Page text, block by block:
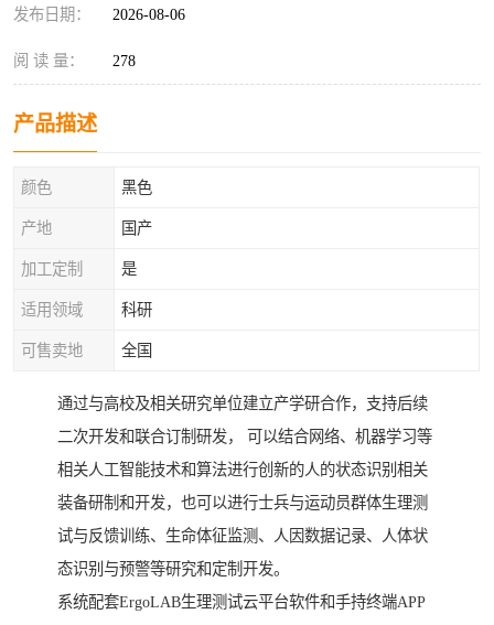
发布日期： 2026-08-06
阅 读 量： 278
产品描述
颜色 黑色
产地 国产
加工定制 是
适用领域 科研
可售卖地 全国
通过与高校及相关研究单位建立产学研合作，支持后续
二次开发和联合订制研发， 可以结合网络、机器学习等
相关人工智能技术和算法进行创新的人的状态识别相关
装备研制和开发，也可以进行士兵与运动员群体生理测
试与反馈训练、生命体征监测、人因数据记录、人体状
态识别与预警等研究和定制开发。
系统配套ErgoLAB生理测试云平台软件和手持终端APP